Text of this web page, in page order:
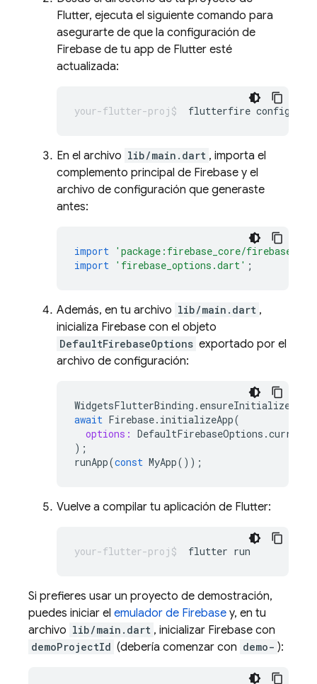
Flutter, ejecuta el siguiente comando para
asegurarte de que la configuración de
Firebase de tu app de Flutter esté
actualizada:
flutterfire
En el archivo lib/main.dart , importa el
complemento principal de Firebase y el
archivo de configuración que generaste
antes:
import 'package:firebase_core/
import 'firebase_options.dart' ;
Además, en tu archivo lib/main.dart ,
inicializa Firebase con el objeto
DefaultFirebaseOptions exportado por el
archivo de configuración:
WidgetsFlutterBinding . ensureInitialized
await Firebase. initializeApp(
options: DefaultFirebaseOptions .
);
runApp(const MyApp());
Vuelve a compilar tu aplicación de Flutter:
flutter
Si prefieres usar un proyecto de demostración,
puedes iniciar el emulador de Firebase y, en tu
archivo lib/main.dart , inicializar Firebase con
demoProjectId (debería comenzar con demo- ):